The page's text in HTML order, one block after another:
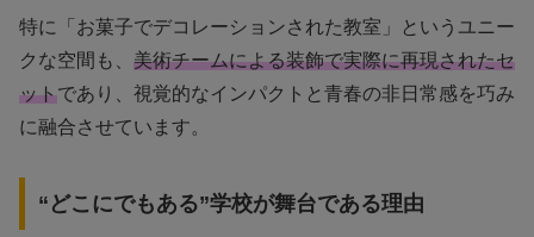
特に「お菓子でデコレーションされた教室」というユニー
クな空間も、 美術チームによる装飾で実際に再現されたセ
ットであり、視覚的なインパクトと青春の非日常感を巧み
に融合させています。
“どこにでもある”学校が舞台である理由